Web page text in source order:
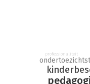
Rotjeugd bevat een
afgelopen twintig jaar
buitenlandse
professionaliteit